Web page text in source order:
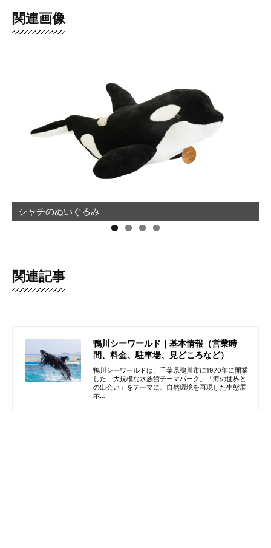
関連画像
シャチのぬいぐるみ
関連記事
鴨川シーワールド｜基本情報（営業時
間、料金、駐車場、見どころなど）
鴨川シーワールドは、千葉県鴨川市に1970年に開業
した、大規模な水族館テーマパーク。「海の世界と
の出会い」をテーマに、自然環境を再現した生態展
示…